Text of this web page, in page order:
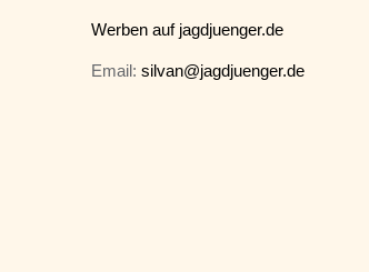
Werben auf jagdjuenger.de
Email: silvan@jagdjuenger.de